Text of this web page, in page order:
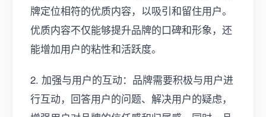
牌定位相符的优质内容，以吸引和留住用户。
优质内容不仅能够提升品牌的口碑和形象，还
能增加用户的粘性和活跃度。
2. 加强与用户的互动：品牌需要积极与用户进
行互动，回答用户的问题、解决用户的疑虑，